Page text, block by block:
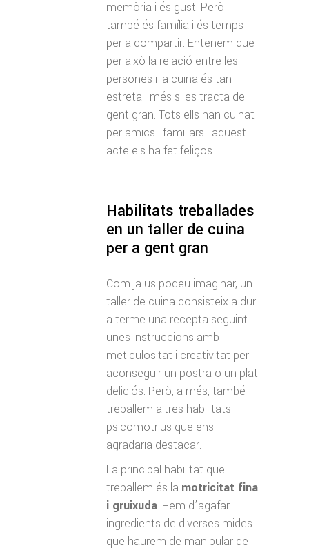
memòria i és gust. Però
també és família i és temps
per a compartir. Entenem que
per això la relació entre les
persones i la cuina és tan
estreta i més si es tracta de
gent gran. Tots ells han cuinat
per amics i familiars i aquest
acte els ha fet feliços.
Habilitats treballades
en un taller de cuina
per a gent gran
Com ja us podeu imaginar, un
taller de cuina consisteix a dur
a terme una recepta seguint
unes instruccions amb
meticulositat i creativitat per
aconseguir un postra o un plat
deliciós. Però, a més, també
treballem altres habilitats
psicomotrius que ens
agradaria destacar.
La principal habilitat que
treballem és la motricitat fina
i gruixuda. Hem d’agafar
ingredients de diverses mides
que haurem de manipular de